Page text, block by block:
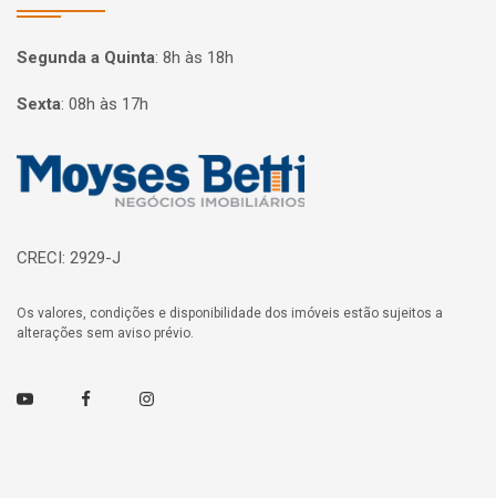
Segunda a Quinta: 8h às 18h
Sexta: 08h às 17h
Página inicial
CRECI: 2929-J
Os valores, condições e disponibilidade dos imóveis estão sujeitos a
alterações sem aviso prévio.
Youtube FacebookInstagram